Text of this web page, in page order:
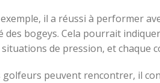
il a réussi à performer
bogeys. Cela pourrait
de pression, et chaque
peuvent rencontrer, il